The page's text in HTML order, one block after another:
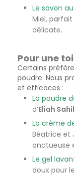
Le savon
Miel,
délicate.
Pour une
Certains
poudre. Nous
et efficaces :
La poudre
d’Eliah Sahil
La crème
Béatrice et
onctueuse
Le gel
doux pour